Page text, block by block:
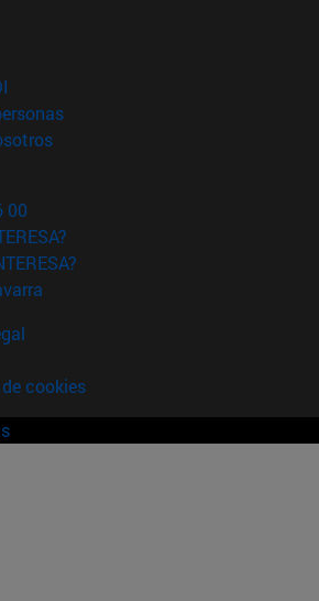
nueva ventana)
(abre en nueva ventana)
(abre en nueva ventana)
00
cookies